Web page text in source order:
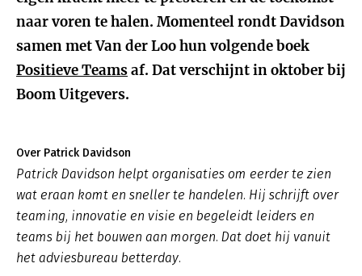
naar voren te halen. Momenteel rondt Davidson
samen met Van der Loo hun volgende boek
Positieve Teamsaf. Dat verschijnt in oktober bij
Boom Uitgevers.
Over Patrick Davidson
Patrick Davidson helpt organisaties om eerder te zien
wat eraan komt en sneller te handelen. Hij schrijft over
teaming, innovatie en visie en begeleidt leiders en
teams bij het bouwen aan morgen. Dat doet hij vanuit
het adviesbureau betterday.